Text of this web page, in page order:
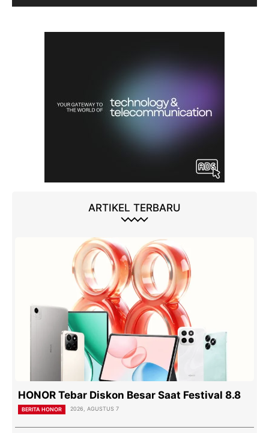
ARTIKEL TERBARU
HONOR Tebar Diskon Besar Saat Festival 8.8
BERITA HONOR 2026, AGUSTUS 7